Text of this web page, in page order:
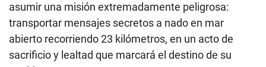
asumir una misión extremadamente peligrosa:
transportar mensajes secretos a nado en mar
abierto recorriendo 23 kilómetros, en un acto de
sacrificio y lealtad que marcará el destino de su